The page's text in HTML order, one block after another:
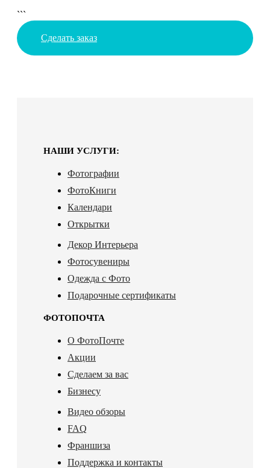
```
Сделать заказ
НАШИ УСЛУГИ:
Фотографии
ФотоКниги
Календари
Открытки
Декор Интерьера
Фотосувениры
Одежда с Фото
Подарочные сертификаты
ФОТОПОЧТА
О ФотоПочте
Акции
Сделаем за вас
Бизнесу
Видео обзоры
FAQ
Франшиза
Поддержка и контакты